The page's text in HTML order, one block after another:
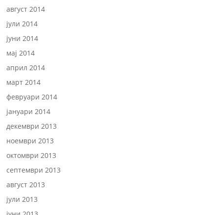
август 2014
јули 2014
јуни 2014
мај 2014
април 2014
март 2014
февруари 2014
јануари 2014
декември 2013
ноември 2013
октомври 2013
септември 2013
август 2013
јули 2013